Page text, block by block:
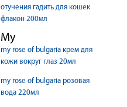
отучения гадить для кошек
флакон 200мл
My
my rose of bulgaria крем для
кожи вокруг глаз 20мл
my rose of bulgaria розовая
вода 220мл